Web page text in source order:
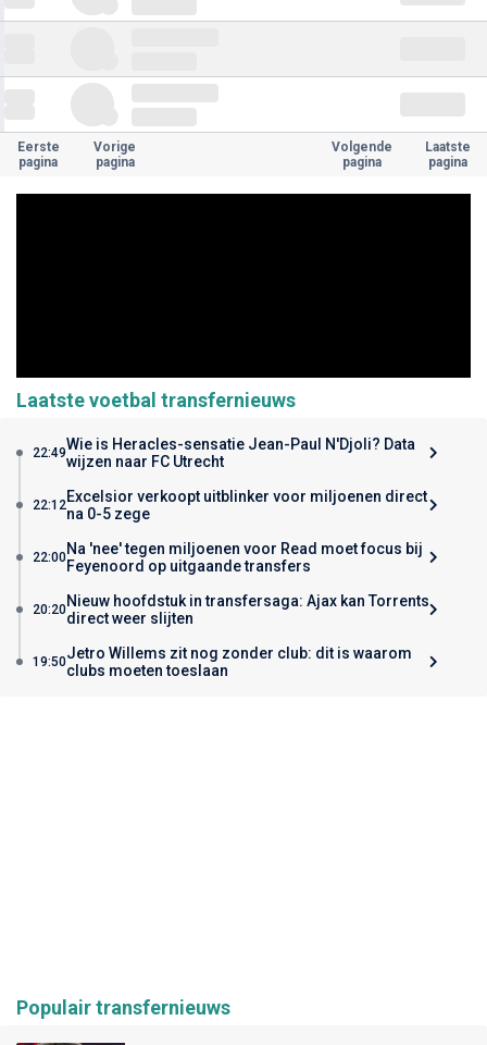
Eerste
pagina
Vorige
pagina
Volgende
pagina
Laatste
pagina
Laatste voetbal transfernieuws
22:49Wie is Heracles-sensatie Jean-Paul N'Djoli? Data
wijzen naar FC Utrecht
22:12Excelsior verkoopt uitblinker voor miljoenen direct
na 0-5 zege
22:00Na 'nee' tegen miljoenen voor Read moet focus bij
Feyenoord op uitgaande transfers
20:20Nieuw hoofdstuk in transfersaga: Ajax kan Torrents
direct weer slijten
19:50Jetro Willems zit nog zonder club: dit is waarom
clubs moeten toeslaan
Populair transfernieuws